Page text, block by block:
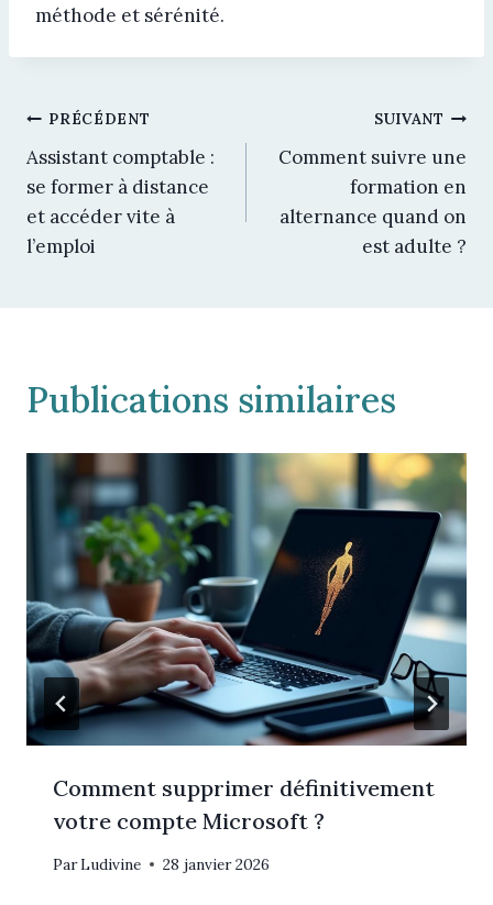
méthode et sérénité.
Navigation
de
l’article
PRÉCÉDENT
Assistant comptable :
se former à distance
et accéder vite à
l’emploi
SUIVANT
Comment suivre une
formation en
alternance quand on
est adulte ?
Publications similaires
Comment supprimer définitivement
votre compte Microsoft ?
ParLudivine 28 janvier 2026